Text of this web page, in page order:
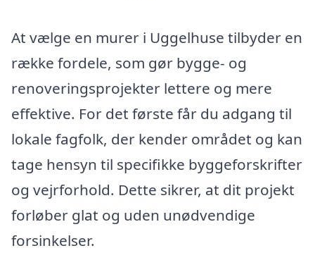
At vælge en murer i Uggelhuse tilbyder en
række fordele, som gør bygge- og
renoveringsprojekter lettere og mere
effektive. For det første får du adgang til
lokale fagfolk, der kender området og kan
tage hensyn til specifikke byggeforskrifter
og vejrforhold. Dette sikrer, at dit projekt
forløber glat og uden unødvendige
forsinkelser.